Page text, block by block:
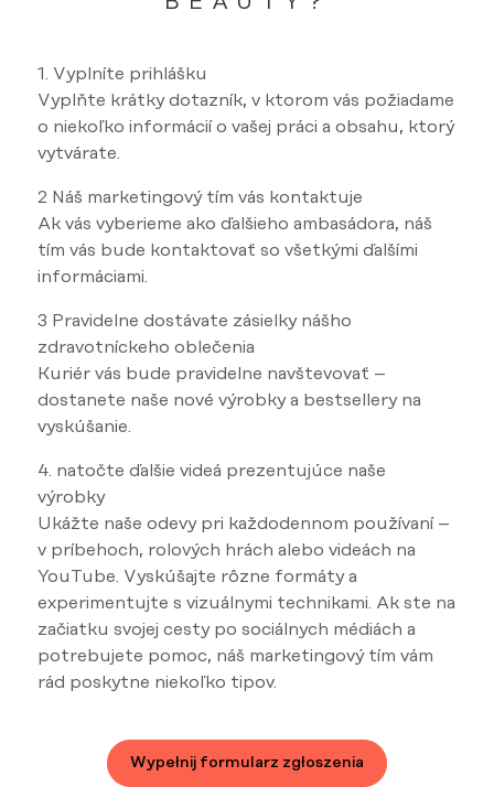
1. Vyplníte prihlášku
Vyplňte krátky dotazník, v ktorom vás požiadame
o niekoľko informácií o vašej práci a obsahu, ktorý
vytvárate.
2 Náš marketingový tím vás kontaktuje
Ak vás vyberieme ako ďalšieho ambasádora, náš
tím vás bude kontaktovať so všetkými ďalšími
informáciami.
3 Pravidelne dostávate zásielky nášho
zdravotníckeho oblečenia
Kuriér vás bude pravidelne navštevovať –
dostanete naše nové výrobky a bestsellery na
vyskúšanie.
4. natočte ďalšie videá prezentujúce naše
výrobky
Ukážte naše odevy pri každodennom používaní –
v príbehoch, rolových hrách alebo videách na
YouTube. Vyskúšajte rôzne formáty a
experimentujte s vizuálnymi technikami. Ak ste na
začiatku svojej cesty po sociálnych médiách a
potrebujete pomoc, náš marketingový tím vám
rád poskytne niekoľko tipov.
Wypełnij formularz zgłoszenia